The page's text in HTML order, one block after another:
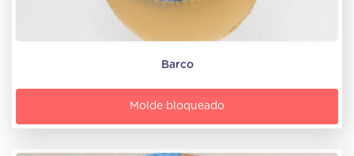
Barco
Molde bloqueado